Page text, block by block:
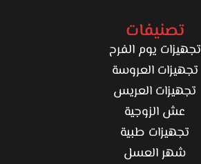
تصنيفات
تجهيزات يوم الفرح
تجهيزات العروسة
تجهيزات العريس
عش الزوجية
تجهيزات طبية
شهر العسل